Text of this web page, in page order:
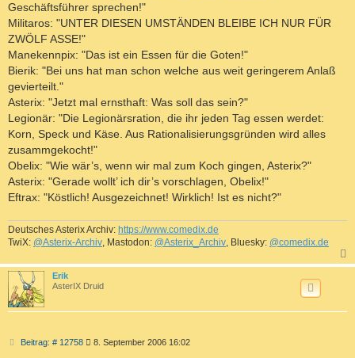
Geschäftsführer sprechen!"
Militaros: "UNTER DIESEN UMSTÄNDEN BLEIBE ICH NUR FÜR
ZWÖLF ASSE!"
Manekennpix: "Das ist ein Essen für die Goten!"
Bierik: "Bei uns hat man schon welche aus weit geringerem Anlaß
gevierteilt."
Asterix: "Jetzt mal ernsthaft: Was soll das sein?"
Legionär: "Die Legionärsration, die ihr jeden Tag essen werdet:
Korn, Speck und Käse. Aus Rationalisierungsgründen wird alles
zusammgekocht!"
Obelix: "Wie wär’s, wenn wir mal zum Koch gingen, Asterix?"
Asterix: "Gerade wollt’ ich dir’s vorschlagen, Obelix!"
Eftrax: "Köstlich! Ausgezeichnet! Wirklich! Ist es nicht?"
Deutsches Asterix Archiv: https://www.comedix.de
TwiX: @Asterix-Archiv , Mastodon: @Asterix_Archiv , Bluesky: @comedix.de
a
Erik
AsterIX Druid
Beitrag: # 12758B 8. September 2006 16:02